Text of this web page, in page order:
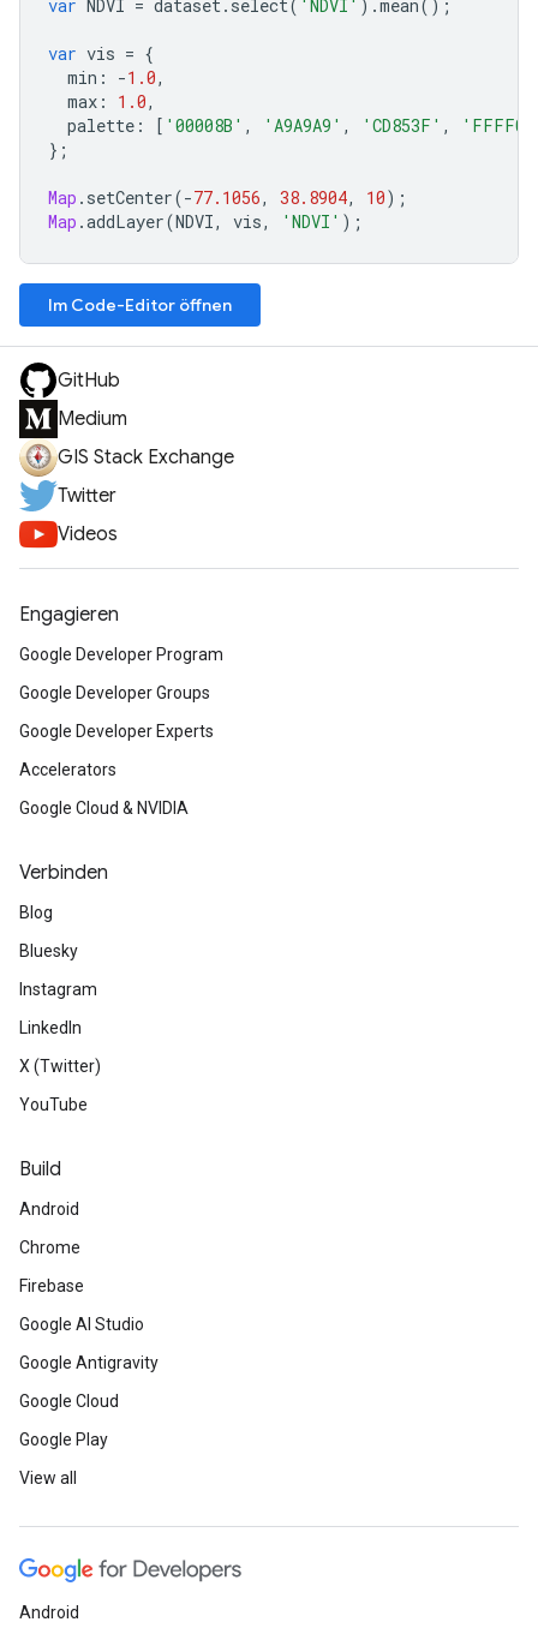
var NDVI = dataset. select( 'NDVI' ).mean();
var vis = {
min : -1.0,
max : 1.0,
palette : [ '00008B' , 'A9A9A9' , 'CD853F' ,
};
Map . setCenter(-77.1056, 38.8904, 10);
Map .addLayer(NDVI, vis, 'NDVI' );
Im Code-Editor öffnen
GitHub
Medium
GIS Stack Exchange
Twitter
Videos
Engagieren
Google Developer Program
Google Developer Groups
Google Developer Experts
Accelerators
Google Cloud & NVIDIA
Verbinden
Blog
Bluesky
Instagram
LinkedIn
X (Twitter)
YouTube
Build
Android
Chrome
Firebase
Google AI Studio
Google Antigravity
Google Cloud
Google Play
View all
Android